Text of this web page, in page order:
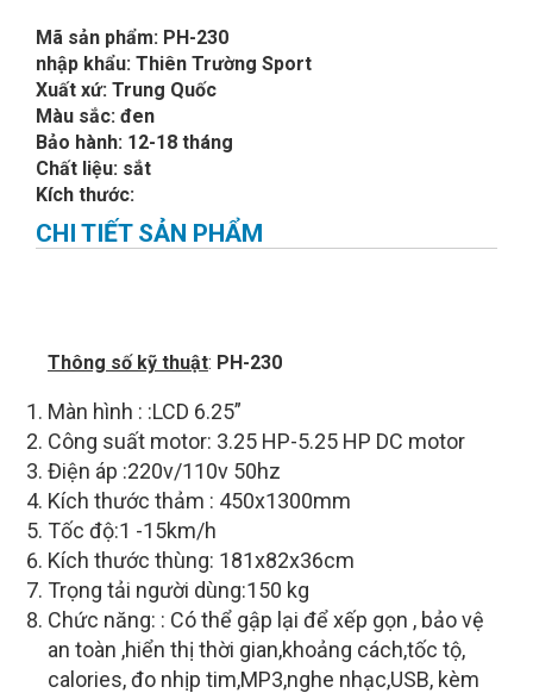
Mã sản phẩm: PH-230
nhập khẩu: Thiên Trường Sport
Xuất xứ: Trung Quốc
Màu sắc: đen
Bảo hành: 12-18 tháng
Chất liệu: sắt
Kích thước:
CHI TIẾT SẢN PHẨM
Thông số kỹ thuật: PH-230
Màn hình : :LCD 6.25”
Công suất motor: 3.25 HP-5.25 HP DC motor
Điện áp :220v/110v 50hz
Kích thước thảm : 450x1300mm
Tốc độ:1 -15km/h
Kích thước thùng: 181x82x36cm
Trọng tải người dùng:150 kg
Chức năng: : Có thể gập lại để xếp gọn , bảo vệ
an toàn ,hiển thị thời gian,khoảng cách,tốc tộ,
calories, đo nhịp tim,MP3,nghe nhạc,USB, kèm